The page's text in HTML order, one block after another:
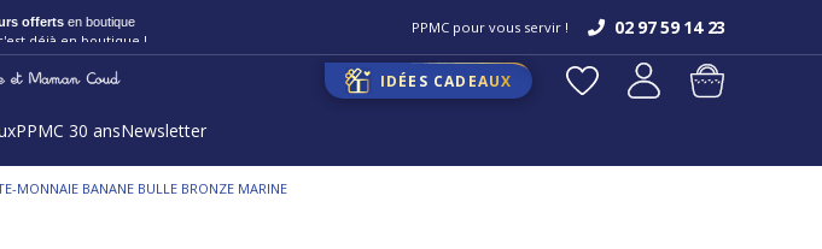
offerts en boutique
déjà en boutique !
PPMC pour vous servir ! 02 97 59 14 23
IDÉES CADEAUX
PPMC 30 ansNewsletter
MONNAIE BANANE BULLE BRONZE MARINE